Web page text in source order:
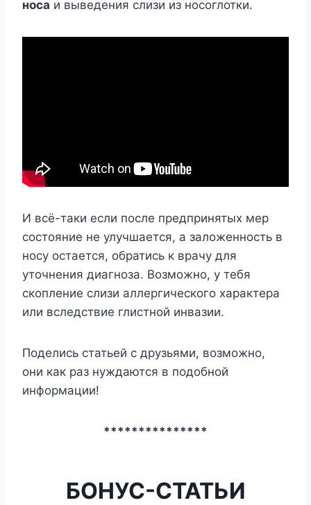
носа и выведения слизи из носоглотки.
И всё-таки если после предпринятых мер
состояние не улучшается, а заложенность в
носу остается, обратись к врачу для
уточнения диагноза. Возможно, у тебя
скопление слизи аллергического характера
или вследствие глистной инвазии.
Поделись статьей с друзьями, возможно,
они как раз нуждаются в подобной
информации!
***************
БОНУС-СТАТЬИ